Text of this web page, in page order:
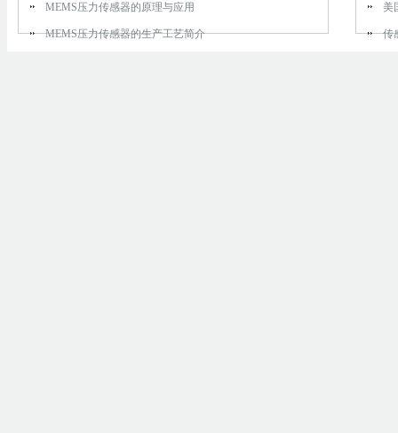
MEMS压力传感器的原理与应用
MEMS压力传感器的生产工艺简介
美
传